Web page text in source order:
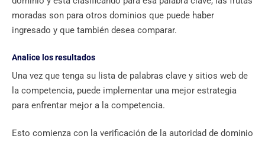
moradas son para otros dominios que puede haber
ingresado y que también desea comparar.
Analice los resultados
Una vez que tenga su lista de palabras clave y sitios web de
la competencia, puede implementar una mejor estrategia
para enfrentar mejor a la competencia.
Esto comienza con la verificación de la autoridad de dominio